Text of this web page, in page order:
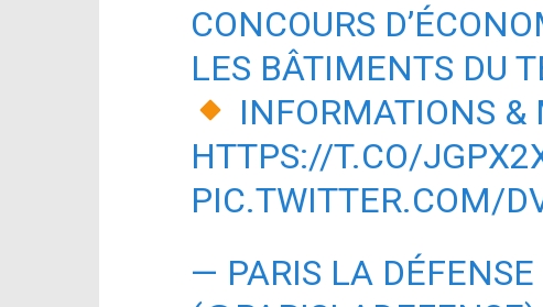
CONCOURS
LES BÂTIMENTS DU
INFORMATIONS &
HTTPS://T.CO/
PIC.TWITTER.COM/
— PARIS LA DÉFENSE